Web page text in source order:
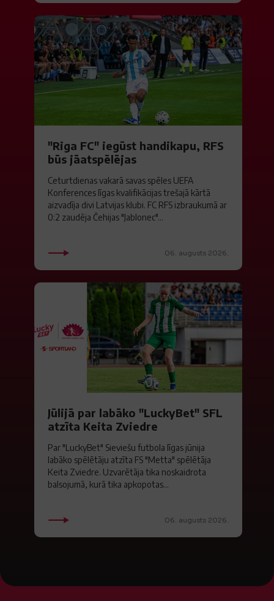
"Riga FC" iegūst handikapu, RFS
būs jāatspēlējas
Ceturtdienas vakarā savas spēles UEFA
Konferences līgas kvalifikācijas trešajā kārtā
aizvadīja divi Latvijas klubi. FC RFS izbraukumā ar
0:2 zaudēja Čehijas "Jablonec"...
06. augusts 2026.
Jūlijā par labāko "LuckyBet" SFL
atzīta Keita Zviedre
Par "LuckyBet" Sieviešu futbola līgas jūnija
labāko spēlētāju atzīta FS "Metta" spēlētāja
Keita Zviedre. Uzvarētāja tika noskaidrota
balsojumā, kurā tika apkopotas...
06. augusts 2026.